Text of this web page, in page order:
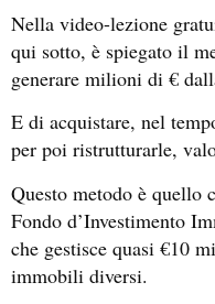
Nella video-lezione
qui sotto, è spiegato il
generare milioni di €
E di acquistare, nel
per poi ristrutturarle,
Questo metodo è quello
Fondo d’Investimento
che gestisce quasi €10
immobili diversi.